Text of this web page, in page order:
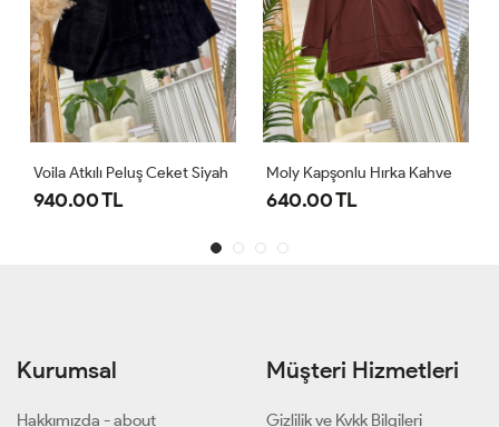
Voila Atkılı Peluş Ceket Siyah
940.00 TL
Moly Kapşonlu Hırka Kahve
640.00 TL
Kurumsal
Hakkımızda - about
Müşteri Hizmetleri
Gizlilik ve Kvkk Bilgileri